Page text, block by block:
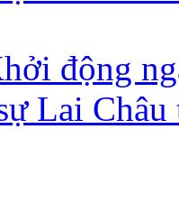
động
Lai